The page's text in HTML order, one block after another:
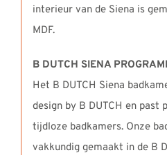
interieur van de Siena is
MDF.
B DUTCH SIENA
Het B DUTCH Siena
design by B DUTCH en past
tijdloze badkamers. Onze
vakkundig gemaakt in de B